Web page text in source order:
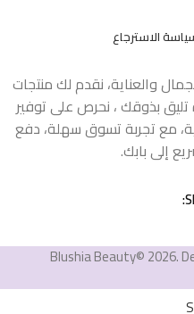
الاسترجاع
والعناية، نقدم لك منتجات
تليق بذوقك ، نحرص على توفير
مع تجربة تسوق سهلة، دفع
إلى بابك.
Blushia Beauty© 2026.